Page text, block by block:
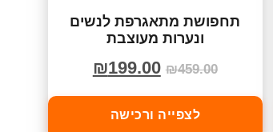
תחפושת מתאגרפת לנשים
ונערות מעוצבת
₪459.00
₪199.00
לצפייה ורכישה